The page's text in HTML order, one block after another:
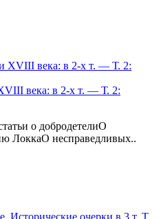
века: в 2-х т. — Т. 2:
о добродетелиО
ЛоккаО несправедливых..